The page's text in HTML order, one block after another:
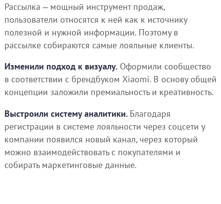
Рассылка ‒ мощный инструмент продаж,
пользователи относятся к ней как к источнику
полезной и нужной информации. Поэтому в
рассылке собираются самые лояльные клиенты.
Изменили подход к визуалу.Оформили сообщество
в соответствии с брендбуком Xiaomi. В основу общей
концепции заложили премиальность и креативность.
Выстроили систему аналитики. Благодаря
регистрации в системе лояльности через соцсети у
компании появился новый канал, через который
можно взаимодействовать с покупателями и
собирать маркетинговые данные.